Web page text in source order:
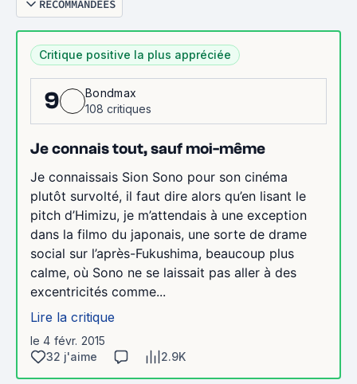
RECOMMANDÉES
Critique positive la plus appréciée
9
Bondmax
108 critiques
Je connais tout, sauf moi-même
Je connaissais Sion Sono pour son cinéma
plutôt survolté, il faut dire alors qu’en lisant le
pitch d’Himizu, je m’attendais à une exception
dans la filmo du japonais, une sorte de drame
social sur l’après-Fukushima, beaucoup plus
calme, où Sono ne se laissait pas aller à des
excentricités comme...
Lire la critique
le 4 févr. 2015
32 j'aime
2.9K